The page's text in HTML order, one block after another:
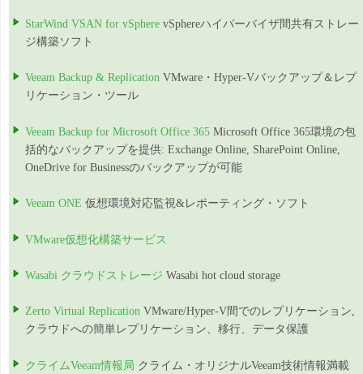
StarWind VSAN for vSphere vSphereハイパーバイザ間共有ストレー
ジ構築ソフト
Veeam Backup & Replication VMware・Hyper-Vバックアップ＆レプ
リケーション・ツール
Veeam Backup for Microsoft Office 365 Microsoft Office 365環境の包
括的なバックアップを提供: Exchange Online, SharePoint Online,
OneDrive for Businessのバックアップが可能
Veeam ONE 仮想環境対応監視&レポーティング・ソフト
VMware仮想化構築サービス
Wasabi クラウドストレージ Wasabi hot cloud storage
Zerto Virtual Replication VMware/Hyper-V間でのレプリケーション,
クラウドへの簡単レプリケーション、移行、データ保護
クライムVeeam情報局 クライム・オリジナルVeeam技術情報満載